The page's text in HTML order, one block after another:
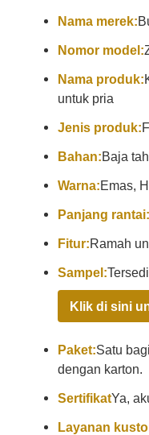
Nama merek:
Nomor model:
Nama produk:
untuk pria
Jenis produk:
Bahan:Baja
Warna:Emas,
Panjang rantai:
Fitur:Ramah
Sampel:
Klik di sini
Paket:Satu
dengan karton.
SertifikatYa,
Layanan